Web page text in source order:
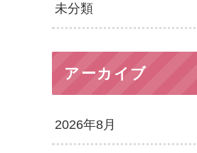
未分類
アーカイブ
2026年8月